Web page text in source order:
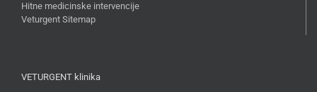
Hitne medicinske intervencije
Veturgent Sitemap
VETURGENT klinika